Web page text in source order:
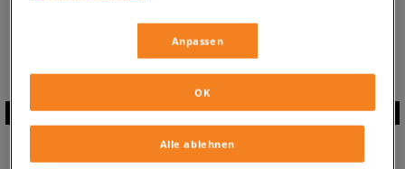
ABONNIERE UNSEREN
Anpassen
Alle ablehnen
OK